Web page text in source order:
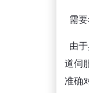
需
由
道伺
准确